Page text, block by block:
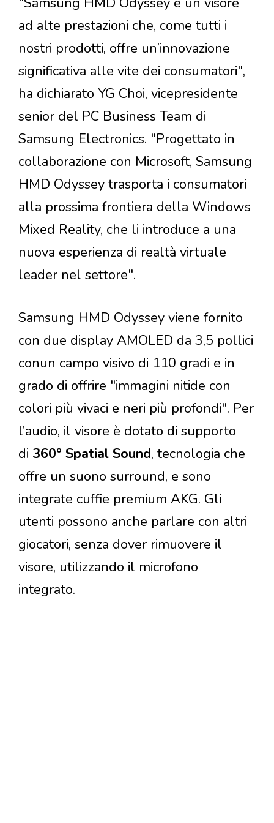
ad alte prestazioni che, come tutti i
nostri prodotti, offre un’innovazione
significativa alle vite dei consumatori",
ha dichiarato YG Choi, vicepresidente
senior del PC Business Team di
Samsung Electronics. "Progettato in
collaborazione con Microsoft, Samsung
HMD Odyssey trasporta i consumatori
alla prossima frontiera della Windows
Mixed Reality, che li introduce a una
nuova esperienza di realtà virtuale
leader nel settore".
Samsung HMD Odyssey viene fornito
con due display AMOLED da 3,5 pollici
conun campo visivo di 110 gradi e in
grado di offrire "immagini nitide con
colori più vivaci e neri più profondi". Per
l’audio, il visore è dotato di supporto
di 360° Spatial Sound, tecnologia che
offre un suono surround, e sono
integrate cuffie premium AKG. Gli
utenti possono anche parlare con altri
giocatori, senza dover rimuovere il
visore, utilizzando il microfono
integrato.